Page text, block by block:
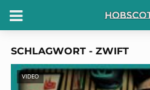
SCHLAGWORT - ZWIFT
VIDEO